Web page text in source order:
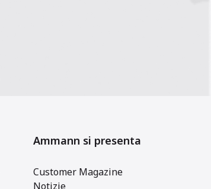
Ammann si presenta
Customer Magazine
Notizie